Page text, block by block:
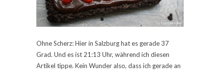
Ohne Scherz: Hier in Salzburg hat es gerade 37
Grad. Und es ist 21:13 Uhr, während ich diesen
Artikel tippe. Kein Wunder also, dass ich gerade an